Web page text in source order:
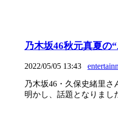
乃木坂46秋元真夏の
2022/05/05 13:43
乃木坂46・久保史緒里
明かし、話題となりまし